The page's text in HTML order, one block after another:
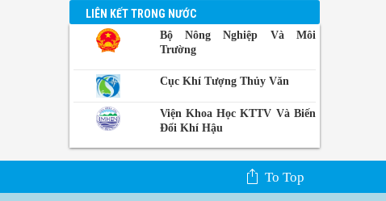
LIÊN KẾT TRONG NƯỚC
Bộ Nông Nghiệp Và Môi
Trường
Cục Khí Tượng Thủy Văn
Viện Khoa Học KTTV Và Biến
Đổi Khí Hậu
To Top